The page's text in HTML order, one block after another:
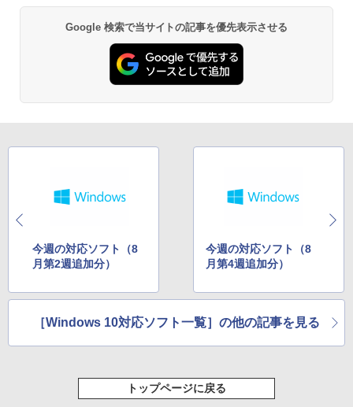
Google 検索で当サイトの記事を優先表示させる
今週の対応ソフト（8
月第2週追加分）
今週の対応ソフト（8
月第4週追加分）
［Windows 10対応ソフト一覧］の他の記事を見る
トップページに戻る